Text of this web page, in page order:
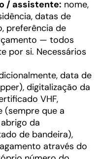
/ assistente: nome,
datas de
preferência de
— todos
por si. Necessários
data de
digitalização da
VHF,
(sempre que a
da
de bandeira),
através do